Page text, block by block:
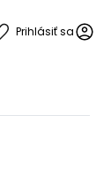
Prihlásiť sa